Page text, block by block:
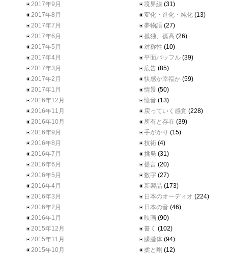
2017年9月
2017年8月
2017年7月
2017年6月
2017年5月
2017年4月
2017年3月
2017年2月
2017年1月
2016年12月
2016年11月
2016年10月
2016年9月
2016年8月
2016年7月
2016年6月
2016年5月
2016年4月
2016年3月
2016年2月
2016年1月
2015年12月
2015年11月
2015年10月
境界線 (31)
変化・進化・純化 (13)
夢物語 (27)
孤独、孤高 (26)
対称性 (10)
平面バッフル (39)
広告 (85)
快感か幸福か (59)
情景 (50)
憶音 (13)
戻っていく感覚 (228)
所有と存在 (39)
手がかり (15)
技術 (4)
挑発 (31)
提言 (20)
数字 (27)
新製品 (173)
日本のオーディオ (224)
日本の音 (46)
映画 (90)
書く (102)
朦朧体 (94)
柔と剛 (12)